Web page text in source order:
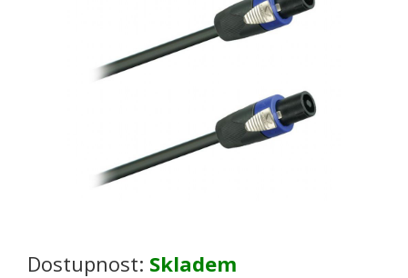
Dostupnost: Skladem